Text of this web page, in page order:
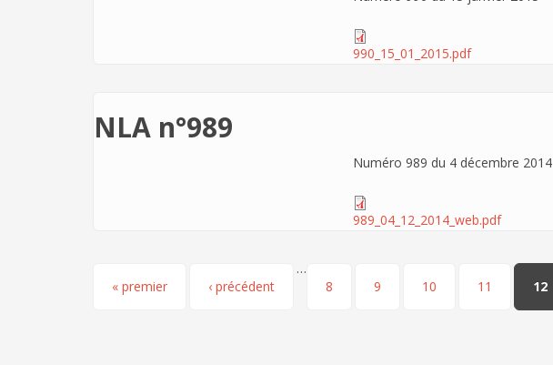
990_15_01_2015.pdf
NLA n°989
Numéro 989 du 4 décembre 2014
989_04_12_2014_web.pdf
Pages
« premier ‹ précédent
…
8
9 10 11 12